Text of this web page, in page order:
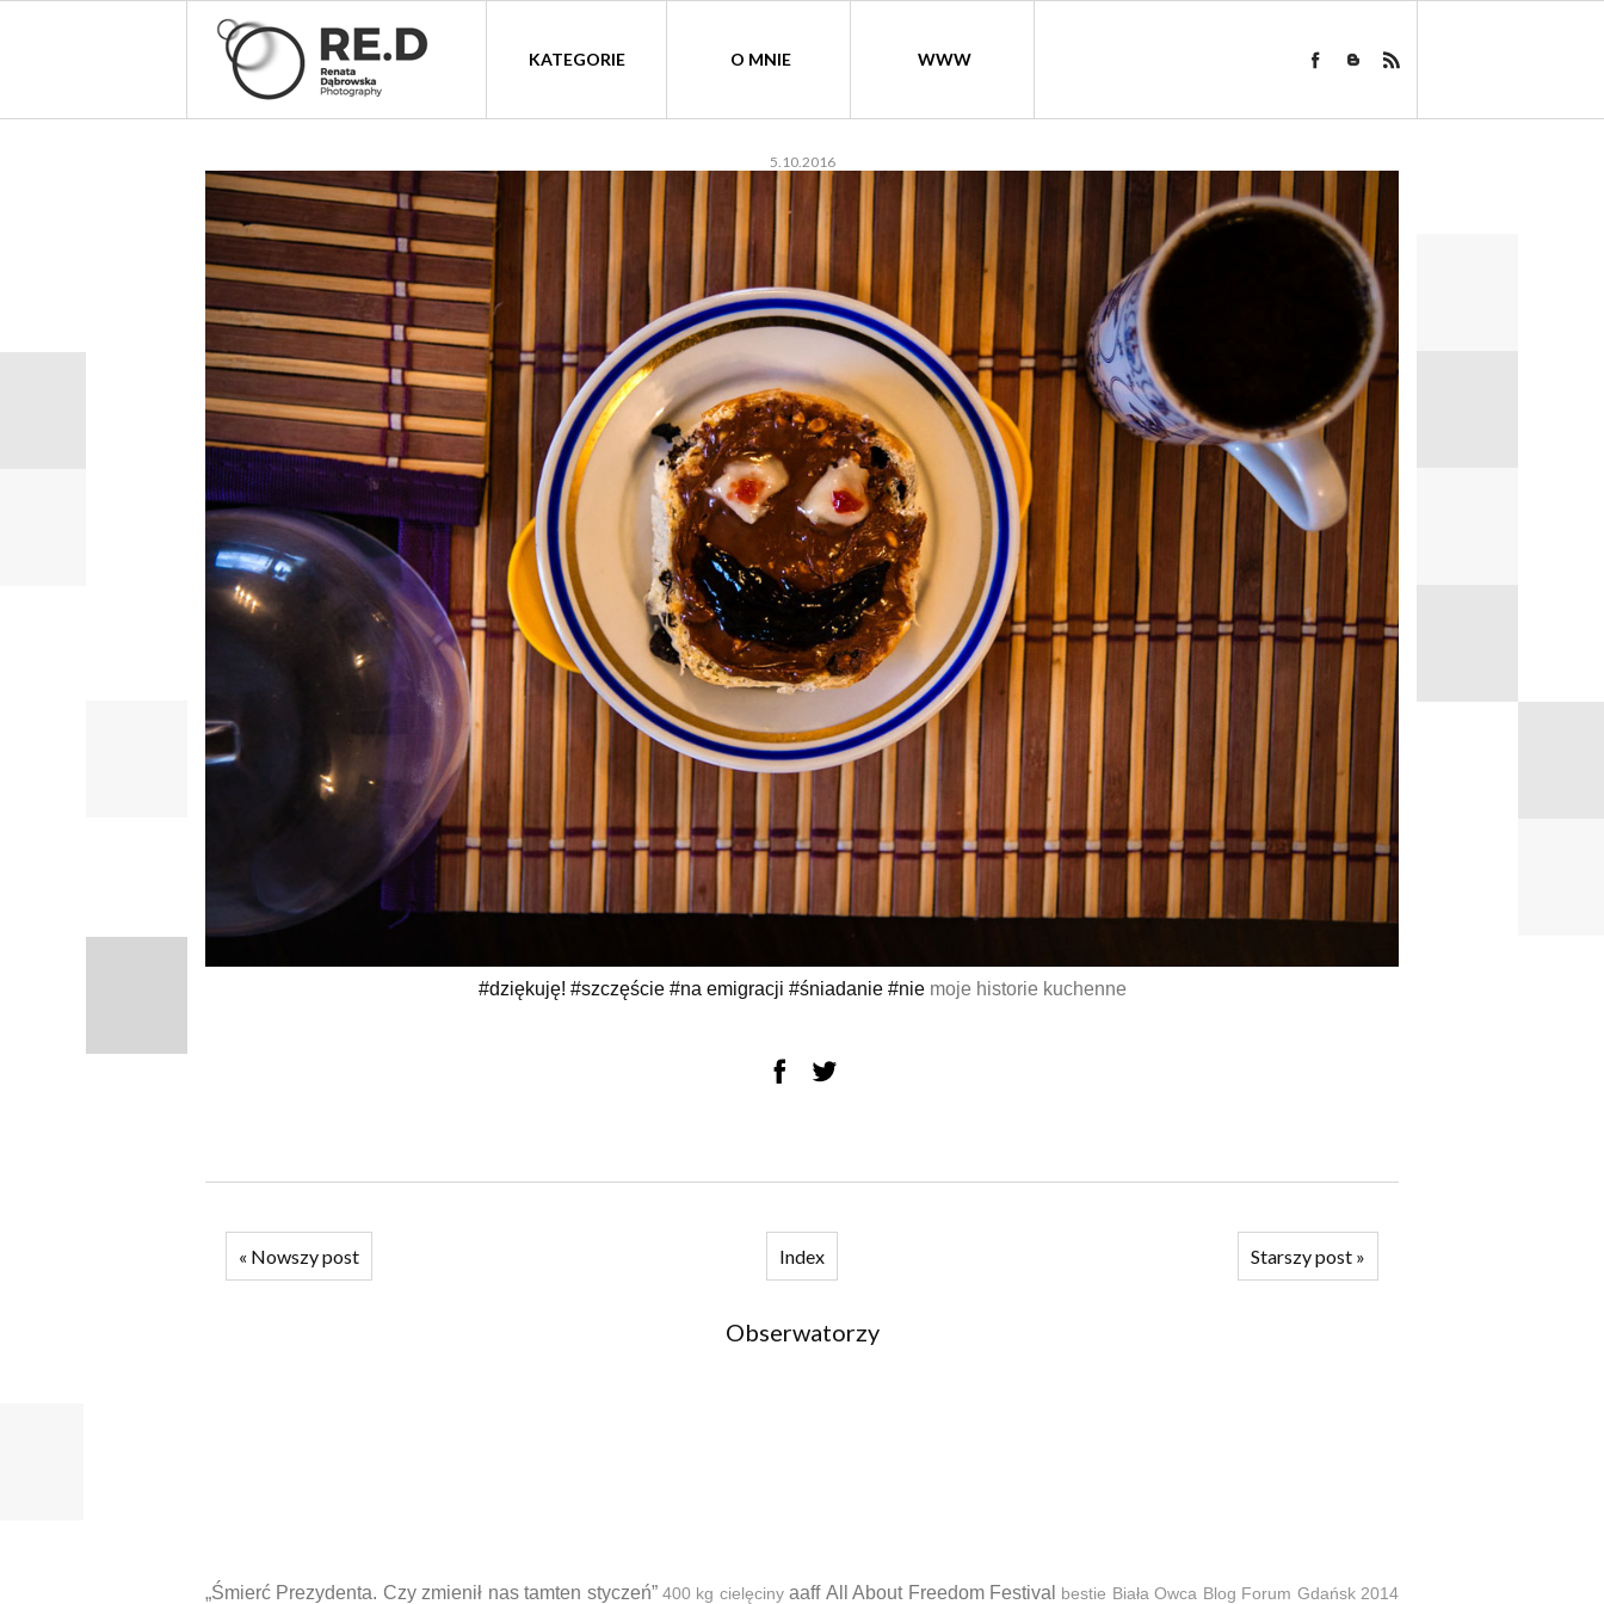
KATEGORIE O MNIE WWW
5.10.2016
#dziękuję! #szczęście #na emigracji #śniadanie #nie moje historie kuchenne
« Nowszy post Index Starszy post »
Obserwatorzy
„Śmierć Prezydenta. Czy zmienił nas tamten styczeń” 400 kg cielęciny aaff All About Freedom Festival bestie Biała Owca Blog Forum Gdańsk 2014